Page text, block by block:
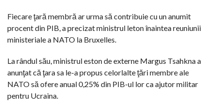
Fiecare ţară membră ar urma să contribuie cu un anumit
procent din PIB, a precizat ministrul leton înaintea reuniunii
ministeriale a NATO la Bruxelles.
La rândul său, ministrul eston de externe Margus Tsahkna a
anunţat că ţara sa le-a propus celorlalte ţări membre ale
NATO să ofere anual 0,25% din PIB-ul lor ca ajutor militar
pentru Ucraina.